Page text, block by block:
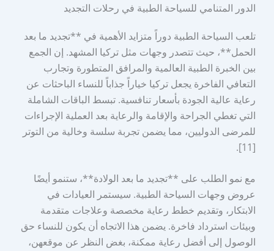
الدور المتنامي للسياحة الطبية في رحلات التجديد
تلعب السياحة الطبية دوراً متزايد الأهمية في **تجديد ما بعد
الحمل**، حيث تتصدر وجهات مثل تركيا المشهد. إن الجمع
بين الخبرة الطبية العالمية والمرافق المتطورة وتجارب
التعافي الفاخرة يجعل تركيا خياراً جذاباً للنساء الباحثات عن
رعاية عالية الجودة بأسعار تنافسية. تبسط الباقات الشاملة
التي تغطي الجراحة والإقامة والرعاية بعد العملية الإجراءات
للمرضى الدوليين، مما يضمن تجربة سلسة وخالية من التوتر
[11].
مع نمو الطلب على **تجديد ما بعد الولادة**، ستنمو أيضًا
عروض وجهات السياحة الطبية. سيستمر العيادات في
الابتكار، وتقديم خطط رعاية مخصصة وعلاجات متقدمة
وبيئات استرداد فاخرة. يضمن هذا الاتجاه أن يكون للنساء حق
الوصول إلى أفضل رعاية ممكنة، بغض النظر عن موقعهن،